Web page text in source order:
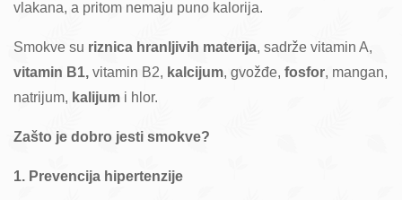
vlakana, a pritom nemaju puno kalorija.
Smokve su riznica hranljivih materija, sadrže vitamin A,
vitamin B1, vitamin B2, kalcijum, gvožđe, fosfor, mangan,
natrijum, kalijum i hlor.
Zašto je dobro jesti smokve?
1. Prevencija hipertenzije